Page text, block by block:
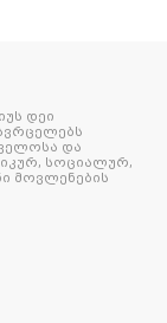
დეი
და
სოციალურ,
მოვლენების